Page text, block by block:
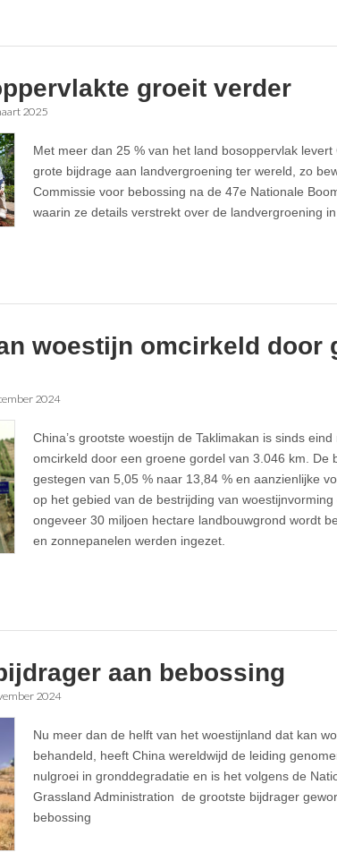
groeit verder
2025
Met meer dan 25 % van het land bosoppervlak levert
grote bijdrage aan landvergroening ter wereld, zo
Commissie voor bebossing na de 47e Nationale
waarin ze details verstrekt over de landvergroening in
woestijn omcirkeld door
2024
China’s grootste woestijn de Taklimakan is sinds
omcirkeld door een groene gordel van 3.046 km. De
gestegen van 5,05 % naar 13,84 % en aanzienlijke
op het gebied van de bestrijding van
ongeveer 30 miljoen hectare landbouwgrond wordt
en zonnepanelen werden ingezet.
aan bebossing
2024
Nu meer dan de helft van het woestijnland dat kan
behandeld, heeft China wereldwijd de leiding
nulgroei in gronddegradatie en is het volgens de
Grassland Administration de grootste bijdrager
bebossing